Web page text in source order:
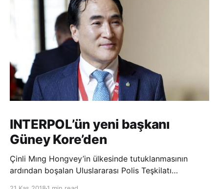
INTERPOL’ün yeni başkanı
Güney Kore’den
Çinli Mıng Hongvey’in ülkesinde tutuklanmasının
ardından boşalan Uluslararası Polis Teşkilatı